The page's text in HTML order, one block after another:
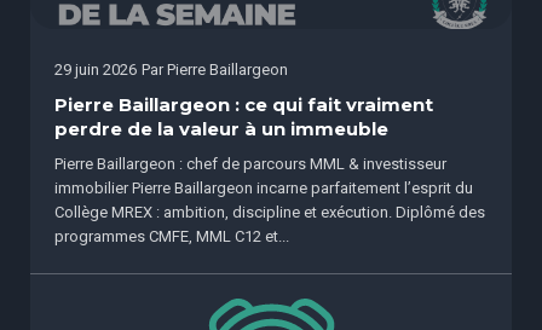
29 juin 2026 Par Pierre Baillargeon
Pierre Baillargeon : ce qui fait vraiment
perdre de la valeur à un immeuble
Pierre Baillargeon : chef de parcours MML & investisseur
immobilier Pierre Baillargeon incarne parfaitement l’esprit du
Collège MREX : ambition, discipline et exécution. Diplômé des
programmes CMFE, MML C12 et...